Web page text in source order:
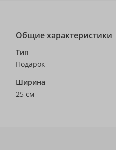
Общие характеристики
Тип
Подарок
Ширина
25 см